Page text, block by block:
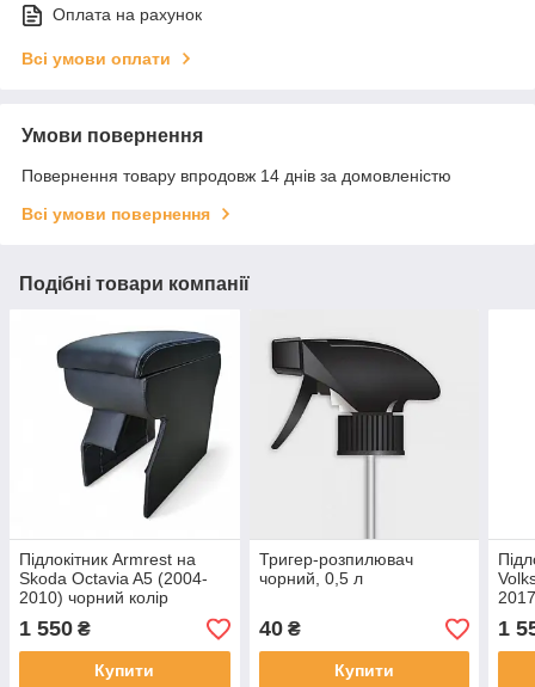
Оплата на рахунок
Всі умови оплати
Умови повернення
Повернення товару впродовж 14 днів за домовленістю
Всі умови повернення
Подібні товари компанії
Підлокітник Armrest на
Skoda Octavia A5 (2004-
2010) чорний колір
1 550 ₴
Купити
Тригер-розпилювач
чорний, 0,5 л
40₴
Купити
1